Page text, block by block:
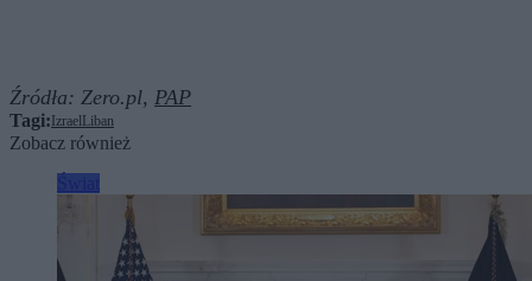
Źródła: Zero.pl, PAP
Tagi: Izrael Liban
Zobacz również